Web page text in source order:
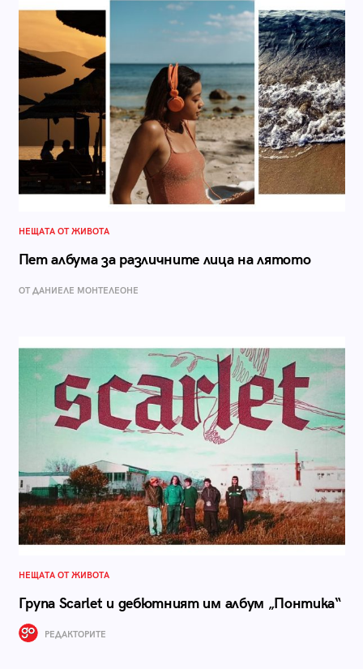
НЕЩАТА ОТ ЖИВОТА
Пет албума за различните лица на лятото
ОТ ДАНИЕЛЕ МОНТЕЛЕОНЕ
НЕЩАТА ОТ ЖИВОТА
Група Scarlet и дебютният им албум „Понтика“
РЕДАКТОРИТЕ